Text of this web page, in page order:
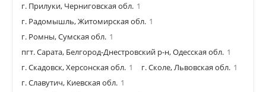
г. Прилуки, Черниговская обл. 1
г. Радомышль, Житомирская обл. 1
г. Ромны, Сумская обл. 1
пгт. Сарата, Белгород-Днестровский р-н, Одесская обл. 1
г. Скадовск, Херсонская обл. 1 г. Сколе, Львовская обл. 1
г. Славутич, Киевская обл. 1